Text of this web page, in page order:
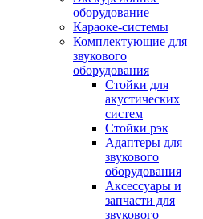
оборудование
Караоке-системы
Комплектующие для
звукового
оборудования
Стойки для
акустических
систем
Стойки рэк
Адаптеры для
звукового
оборудования
Аксессуары и
запчасти для
звукового